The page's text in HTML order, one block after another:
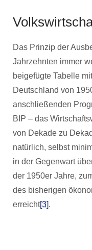
Das Prinzip der
Jahrzehnten immer
beigefügte Tabelle
Deutschland von
anschließenden
BIP – das
von Dekade zu
natürlich, selbst
in der Gegenwart
der 1950er Jahre,
des bisherigen
erreicht[3].